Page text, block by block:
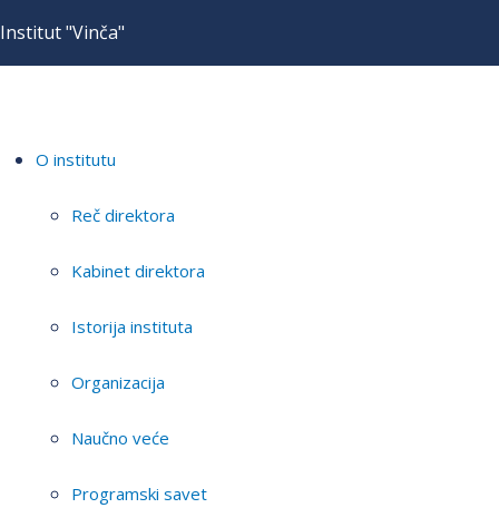
Institut "Vinča"
O institutu
Reč direktora
Kabinet direktora
Istorija instituta
Organizacija
Naučno veće
Programski savet